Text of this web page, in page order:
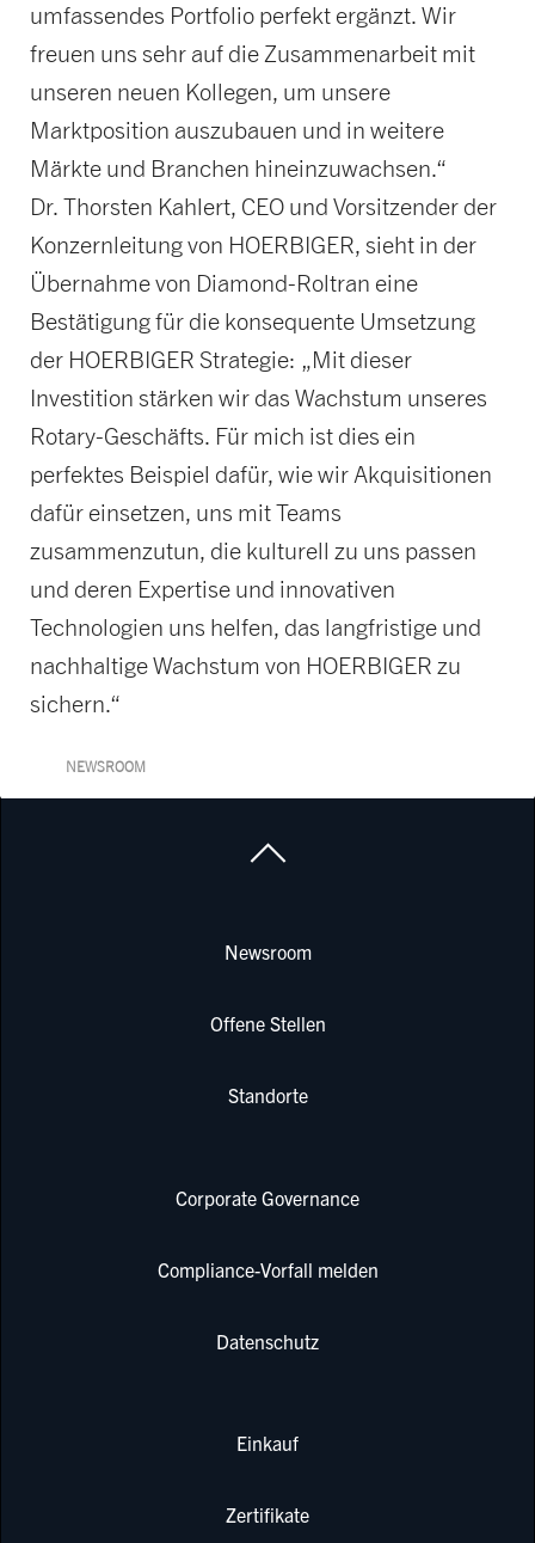
umfassendes Portfolio perfekt ergänzt. Wir
freuen uns sehr auf die Zusammenarbeit mit
unseren neuen Kollegen, um unsere
Marktposition auszubauen und in weitere
Märkte und Branchen hineinzuwachsen.“
Dr. Thorsten Kahlert, CEO und Vorsitzender der
Konzernleitung von HOERBIGER, sieht in der
Übernahme von Diamond-Roltran eine
Bestätigung für die konsequente Umsetzung
der HOERBIGER Strategie: „Mit dieser
Investition stärken wir das Wachstum unseres
Rotary-Geschäfts. Für mich ist dies ein
perfektes Beispiel dafür, wie wir Akquisitionen
dafür einsetzen, uns mit Teams
zusammenzutun, die kulturell zu uns passen
und deren Expertise und innovativen
Technologien uns helfen, das langfristige und
nachhaltige Wachstum von HOERBIGER zu
sichern.“
NEWSROOM
Newsroom
Offene Stellen
Standorte
Corporate Governance
Compliance-Vorfall melden
Datenschutz
Einkauf
Zertifikate